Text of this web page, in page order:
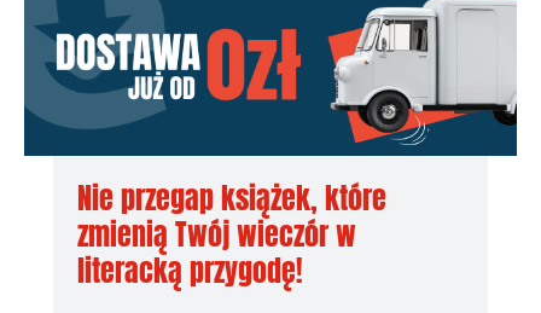
Nie przegap książek, które
zmienią Twój wieczór w
literacką przygodę!